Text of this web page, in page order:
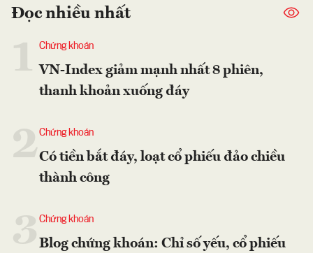
Đọc nhiều nhất
Chứng khoán
VN-Index giảm mạnh nhất 8 phiên,
thanh khoản xuống đáy
2Chứng khoán
Có tiền bắt đáy, loạt cổ phiếu đảo chiều
thành công
Chứng khoán
Blog chứng khoán: Chỉ số yếu, cổ phiếu